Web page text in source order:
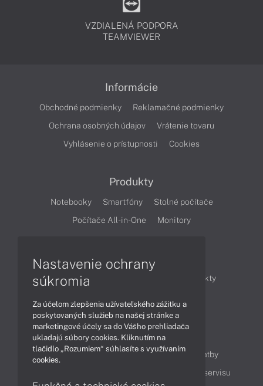
VZDIALENÁ PODPORA
TEAMVIEWER
Informácie
Obchodné podmienky
Reklamačné podmienky
Ochrana osobných údajov
Vrátenie tovaru
Vyhlásenie o prístupnosti
Cookies
Produkty
Notebooky Smartfóny
Stolné počítače
Počítače All-in-One
Monitory
Články
Obchodné informácie
Produkty
Obsah
Ako nakupovať
Možnosti doručenia a platby
Cenník servisu
Nastavenie ochrany
súkromia
Za účelom zlepšenia užívateľského zážitku a
poskytovaných služieb na našej stránke a
marketingové účely sa do Vášho prehliadača
ukladajú súbory cookies. Kliknutím na
tlačidlo „Rozumiem“ súhlasíte s využívaním
cookies.